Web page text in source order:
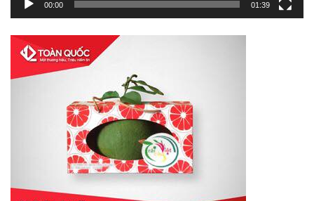
00:00 01:39